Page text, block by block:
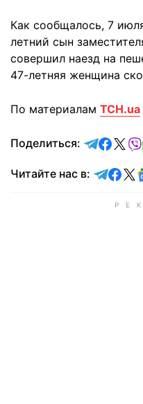
Как сообщалось, 7
летний сын
совершил наезд на
47-летняя женщина
По материалам ТСН.ua
Поделиться:
Читайте нас в: